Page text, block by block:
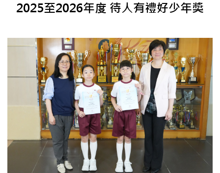
2025至2026年度 待人有禮好少年獎